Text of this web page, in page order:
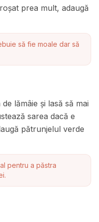
prea mult, adaugă
să fie moale dar să
lămâie și lasă să mai
sarea dacă e
pătrunjelul verde
pentru a păstra